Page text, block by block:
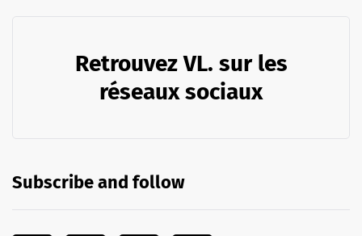
Retrouvez VL. sur les
réseaux sociaux
Subscribe and follow